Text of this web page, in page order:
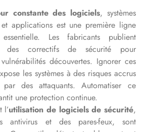
constante des logiciels, systèmes
et applications est une première ligne
Les fabricants publient
des correctifs de sécurité pour
découvertes. Ignorer ces
les systèmes à des risques accrus
par des attaquants. Automatiser ce
une protection continue.
l’utilisation de logiciels de sécurité,
antivirus et des pares-feux, sont